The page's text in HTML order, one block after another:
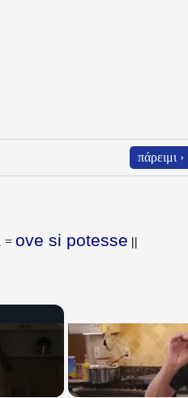
πάρειμι ›
= ove si potesse ||